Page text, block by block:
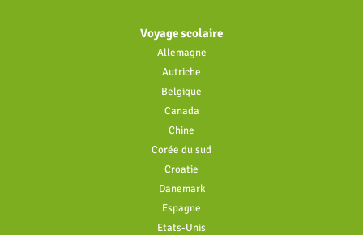
Voyage scolaire
Allemagne
Autriche
Belgique
Canada
Chine
Corée du sud
Croatie
Danemark
Espagne
Etats-Unis